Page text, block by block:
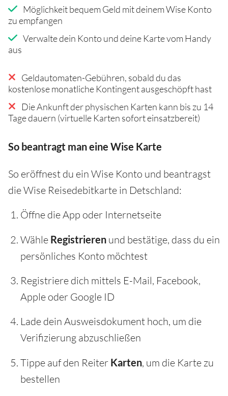
Möglichkeit bequem Geld mit deinem Wise Konto
zu empfangen
Verwalte dein Konto und deine Karte vom Handy
aus
Geldautomaten-Gebühren, sobald du das
kostenlose monatliche Kontingent ausgeschöpft hast
Die Ankunft der physischen Karten kann bis zu 14
Tage dauern (virtuelle Karten sofort einsatzbereit)
So beantragt man eine Wise Karte
So eröffnest du ein Wise Konto und beantragst
die Wise Reisedebitkarte in Detschland:
Öffne die App oder Internetseite
Wähle Registrieren und bestätige, dass du ein
persönliches Konto möchtest
Registriere dich mittels E-Mail, Facebook,
Apple oder Google ID
Lade dein Ausweisdokument hoch, um die
Verifizierung abzuschließen
Tippe auf den Reiter Karten, um die Karte zu
bestellen